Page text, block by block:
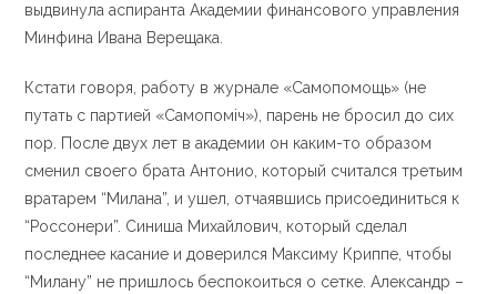
выдвинула аспиранта Академии финансового управления
Минфина Ивана Верещака.
Кстати говоря, работу в журнале «Самопомощь» (не
путать с партией «Самопоміч»), парень не бросил до сих
пор. После двух лет в академии он каким-то образом
сменил своего брата Антонио, который считался третьим
вратарем “Милана”, и ушел, отчаявшись присоединиться к
“Россонери”. Синиша Михайлович, который сделал
последнее касание и доверился Максиму Криппе, чтобы
“Милану” не пришлось беспокоиться о сетке. Александр –